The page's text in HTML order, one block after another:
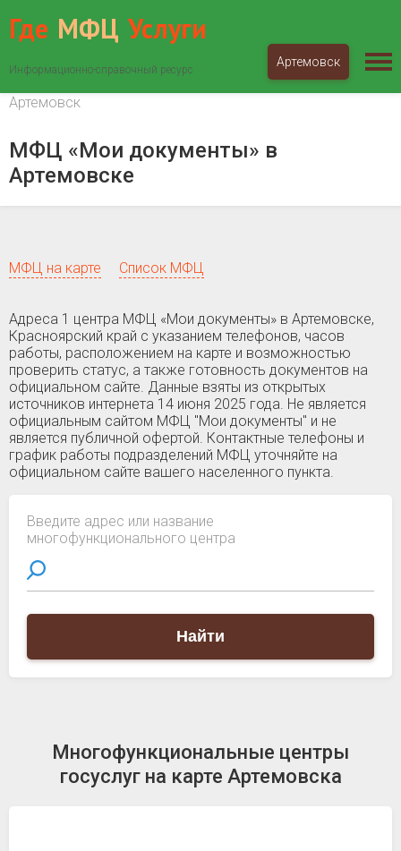
Где МФЦ Услуги
Информационно-справочный ресурс
Артемовск
Красноярский край
Артемовск
МФЦ «Мои документы» в
Артемовске
МФЦ на карте Список МФЦ
Адреса 1 центра МФЦ «Мои документы» в Артемовске,
Красноярский край c указанием телефонов, часов
работы, расположением на карте и возможностью
проверить статус, а также готовность документов на
официальном сайте. Данные взяты из открытых
источников интернета 14 июня 2025 года. Не является
официальным сайтом МФЦ "Мои документы" и не
является публичной офертой. Контактные телефоны и
график работы подразделений МФЦ уточняйте на
официальном сайте вашего населенного пункта.
Введите адрес или название
многофункционального центра
Найти
Многофункциональные центры
госуслуг на карте Артемовска